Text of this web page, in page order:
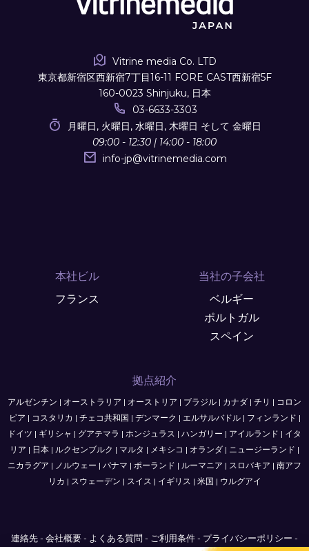
Vitrine media Co. LTD
東京都新宿区西新宿7丁目16-11 FORE CAST西新宿5F
160-0023 Shinjuku, 日本
03-6633-3303
月曜日, 火曜日, 水曜日, 木曜日 そして 金曜日
09:00 - 12:30 | 14:00 - 18:00
info-jp@vitrinemedia.com
本社ビル
フランス
当社の子会社
ベルギー
ポルトガル
スペイン
拠点紹介
アルゼンチン | オーストラリア | オーストリア | ブラジル | カナダ | チリ | コロン
ビア | コスタリカ | チェコ共和国 | デンマーク | エルサルバドル| フィンランド |
ドイツ | ギリシャ | グアテマラ | ホンジュラス | ハンガリー | アイルランド | イタ
リア | 日本 | ルクセンブルク | マルタ | メキシコ | オランダ | ニュージーランド |
ニカラグア | ノルウェー | パナマ | ポーランド | ルーマニア | スロバキア | 南アフ
リカ | スウェーデン | スイス | イギリス | 米国 | ウルグアイ
連絡先 - 会社概要 - よくある質問 - ご利用条件 - プライバシーポリシー -